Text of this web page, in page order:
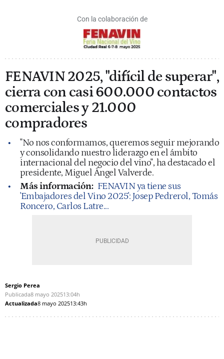
Con la colaboración de
FENAVIN 2025, "difícil de superar",
cierra con casi 600.000 contactos
comerciales y 21.000
compradores
"No nos conformamos, queremos seguir mejorando
y consolidando nuestro liderazgo en el ámbito
internacional del negocio del vino", ha destacado el
presidente, Miguel Ángel Valverde.
Más información: FENAVIN ya tiene sus
'Embajadores del Vino 2025': Josep Pedrerol, Tomás
Roncero, Carlos Latre...
Sergio Perea
Publicada8 mayo 202513:04h
Actualizada8 mayo 202513:43h